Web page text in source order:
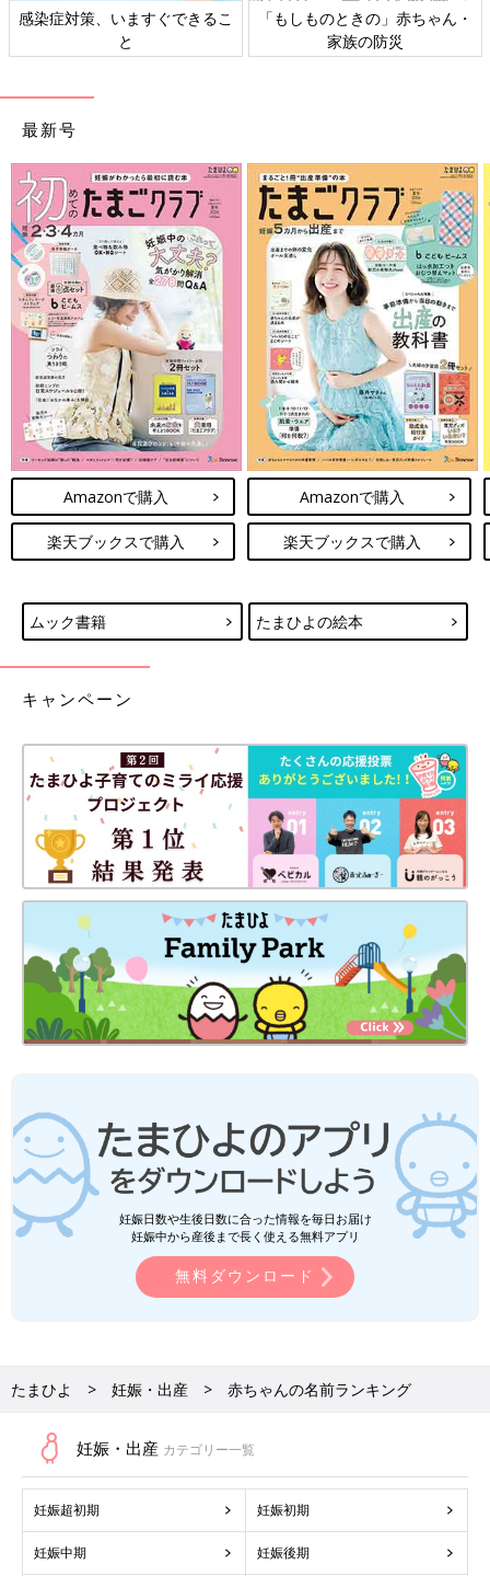
感染症対策、いますぐできるこ
と
「もしものときの」赤ちゃん・
家族の防災
最新号
Amazonで購入
楽天ブックスで購入
Amazonで購入
楽天ブックスで購入
ムック書籍 たまひよの絵本
キャンペーン
妊娠日数や生後日数に合った情報を毎日お届け
妊娠中から産後まで長く使える無料アプリ
無料ダウンロード
たまひよ 妊娠・出産 赤ちゃんの名前ランキング
妊娠・出産 カテゴリー一覧
妊娠超初期 妊娠初期
妊娠中期 妊娠後期